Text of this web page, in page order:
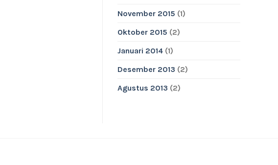
November 2015 (1)
Oktober 2015 (2)
Januari 2014(1)
Desember 2013 (2)
Agustus 2013 (2)